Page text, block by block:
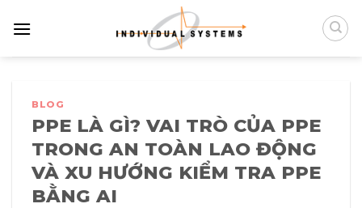
đến
BLOG
PPE LÀ GÌ? VAI TRÒ CỦA PPE
TRONG AN TOÀN LAO ĐỘNG
VÀ XU HƯỚNG KIỂM TRA PPE
BẰNG AI